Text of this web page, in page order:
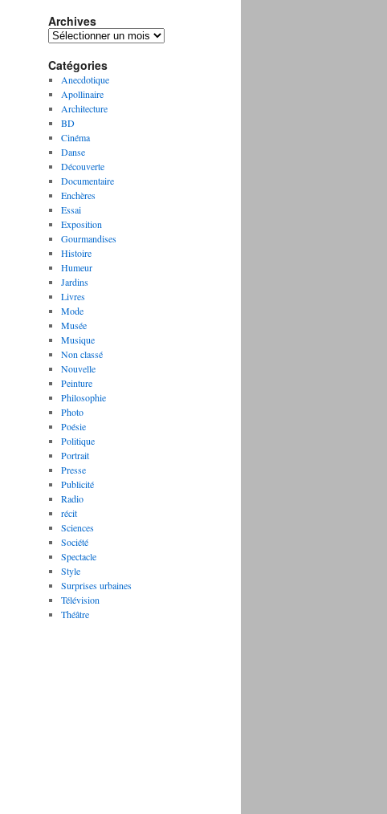
Archives
A
c
h
i
v
e
s
Catégories
Anecdotique
Apollinaire
Architecture
BD
Cinéma
Danse
Découverte
Documentaire
Enchères
Essai
Exposition
Gourmandises
Histoire
Humeur
Jardins
Livres
Mode
Musée
Musique
Non classé
Nouvelle
Peinture
Philosophie
Photo
Poésie
Politique
Portrait
Presse
Publicité
Radio
récit
Sciences
Société
Spectacle
Style
Surprises urbaines
Télévision
Théâtre